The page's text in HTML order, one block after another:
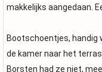
makkelijks aangedaan.
Bootschoentjes, handig
de kamer naar het
Borsten had ze niet,